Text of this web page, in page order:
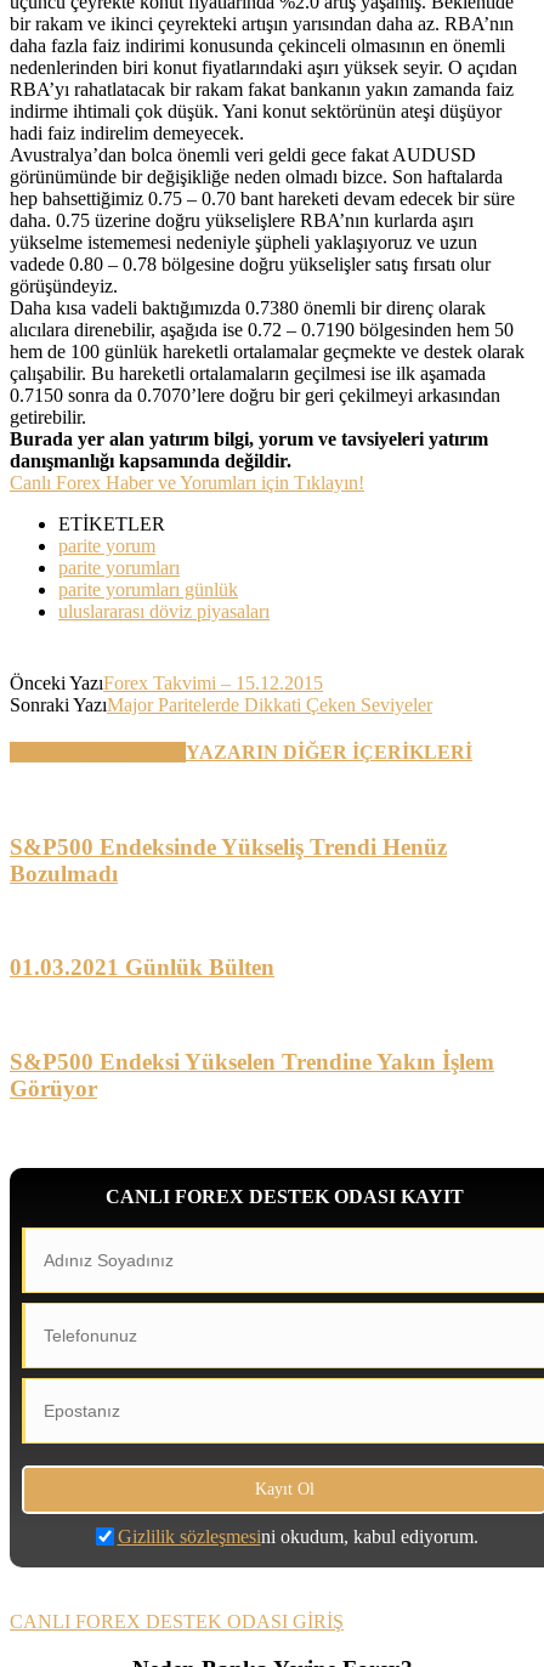
bir rakam ve ikinci çeyrekteki artışın yarısından daha az. RBA’nın
daha fazla faiz indirimi konusunda çekinceli olmasının en önemli
nedenlerinden biri konut fiyatlarındaki aşırı yüksek seyir. O açıdan
RBA’yı rahatlatacak bir rakam fakat bankanın yakın zamanda faiz
indirme ihtimali çok düşük. Yani konut sektörünün ateşi düşüyor
hadi faiz indirelim demeyecek.
Avustralya’dan bolca önemli veri geldi gece fakat AUDUSD
görünümünde bir değişikliğe neden olmadı bizce. Son haftalarda
hep bahsettiğimiz 0.75 – 0.70 bant hareketi devam edecek bir süre
daha. 0.75 üzerine doğru yükselişlere RBA’nın kurlarda aşırı
yükselme istememesi nedeniyle şüpheli yaklaşıyoruz ve uzun
vadede 0.80 – 0.78 bölgesine doğru yükselişler satış fırsatı olur
görüşündeyiz.
Daha kısa vadeli baktığımızda 0.7380 önemli bir direnç olarak
alıcılara direnebilir, aşağıda ise 0.72 – 0.7190 bölgesinden hem 50
hem de 100 günlük hareketli ortalamalar geçmekte ve destek olarak
çalışabilir. Bu hareketli ortalamaların geçilmesi ise ilk aşamada
0.7150 sonra da 0.7070’lere doğru bir geri çekilmeyi arkasından
getirebilir.
Burada yer alan yatırım bilgi, yorum ve tavsiyeleri yatırım
danışmanlığı kapsamında değildir.
Canlı Forex Haber ve Yorumları için Tıklayın!
ETİKETLER
parite yorum
parite yorumları
parite yorumları günlük
uluslararası döviz piyasaları
Önceki YazıForex Takvimi – 15.12.2015
Sonraki YazıMajor Paritelerde Dikkati Çeken Seviyeler
YAZARIN DİĞER İÇERİKLERİ
S&P500 Endeksinde Yükseliş Trendi Henüz
Bozulmadı
01.03.2021 Günlük Bülten
S&P500 Endeksi Yükselen Trendine Yakın İşlem
Görüyor
CANLI FOREX DESTEK ODASI KAYIT
Gizlilik sözleşmesini okudum, kabul ediyorum.
CANLI FOREX DESTEK ODASI GİRİŞ